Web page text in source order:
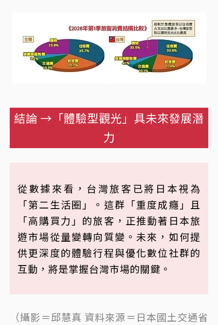
結論 →「體驗型觀光」具未來發展潛
力
從數據來看，台灣旅客已將日本視為
「第二生活圈」。這群「重度成癮」且
「高購買力」的旅客，正推動著日本旅
遊市場從量變轉向質變。未來，如何提
供更深度的體驗行程與優化數位社群的
互動，將是掌握台灣市場的關鍵。
（攝影＝邱慧真 資料來源＝日本國土交通省